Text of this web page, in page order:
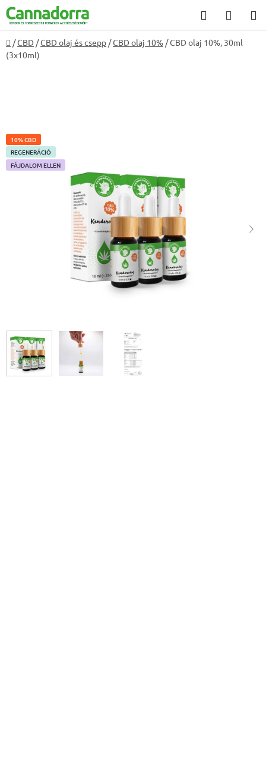
Ugrás
fő
tartalomhoz
Keresés
Kezdőlap
/CBD /CBD olaj és csepp /CBD olaj 10% /CBD olaj 10%, 30ml
(3x10ml)
10% CBD
REGENERÁCIÓ
FÁJDALOM ELLEN